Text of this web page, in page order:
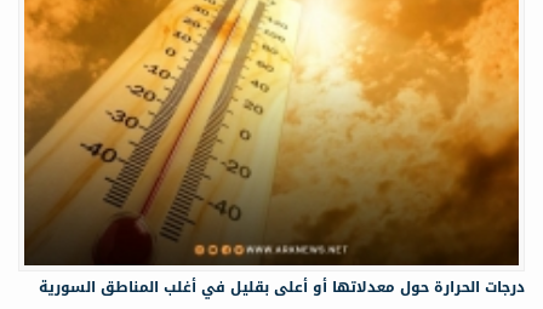
درجات الحرارة حول معدلاتها أو أعلى بقليل في أغلب المناطق السورية